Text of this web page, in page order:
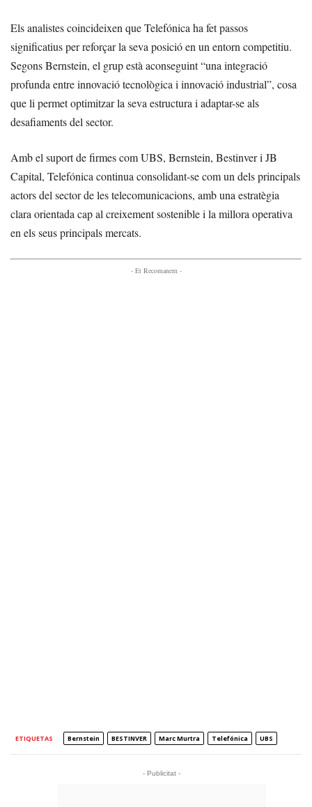
Els analistes coincideixen que Telefónica ha fet passos
significatius per reforçar la seva posició en un entorn competitiu.
Segons Bernstein, el grup està aconseguint “una integració
profunda entre innovació tecnològica i innovació industrial”, cosa
que li permet optimitzar la seva estructura i adaptar-se als
desafiaments del sector.
Amb el suport de firmes com UBS, Bernstein, Bestinver i JB
Capital, Telefónica continua consolidant-se com un dels principals
actors del sector de les telecomunicacions, amb una estratègia
clara orientada cap al creixement sostenible i la millora operativa
en els seus principals mercats.
- Et Recomanem -
ETIQUETAS Bernstein BESTINVER Marc Murtra Telefónica UBS
- Publicitat -